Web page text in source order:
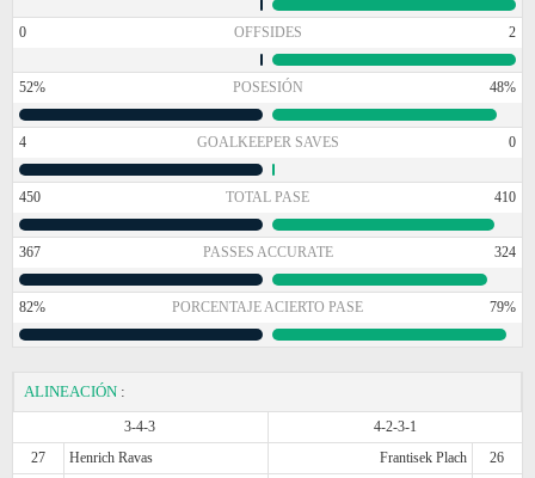
0 OFFSIDES 2
52% POSESIÓN 48%
4 GOALKEEPER SAVES 0
450 TOTAL PASE 410
367 PASSES ACCURATE 324
82% PORCENTAJE ACIERTO PASE 79%
ALINEACIÓN :
3-4-3
4-2-3-1
27
Henrich Ravas Frantisek Plach
26